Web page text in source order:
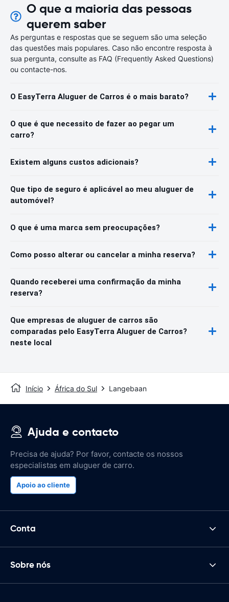
O que a maioria das pessoas
querem saber
As perguntas e respostas que se seguem são uma seleção
das questões mais populares. Caso não encontre resposta à
sua pergunta, consulte as FAQ (Frequently Asked Questions)
ou contacte-nos.
O EasyTerra Aluguer de Carros é o mais barato?
O que é que necessito de fazer ao pegar um
carro?
Existem alguns custos adicionais?
Que tipo de seguro é aplicável ao meu aluguer de
automóvel?
O que é uma marca sem preocupações?
Como posso alterar ou cancelar a minha reserva?
Quando receberei uma confirmação da minha
reserva?
Que empresas de aluguer de carros são
comparadas pelo EasyTerra Aluguer de Carros?
neste local
Início África do Sul Langebaan
Ajuda e contacto
Precisa de ajuda? Por favor, contacte os nossos
especialistas em aluguer de carro.
Apoio ao cliente
Conta
Sobre nós